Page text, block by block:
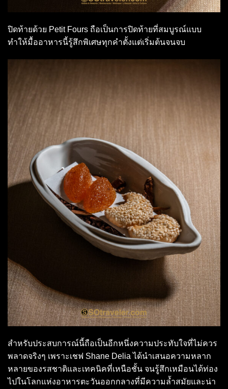
ปิดท้ายด้วย Petit Fours ถือเป็นการปิดท้ายที่สมบูรณ์แบบ
ทำให้มื้ออาหารนี้รู้สึกพิเศษทุกคำตั้งแต่เริ่มต้นจนจบ
สำหรับประสบการณ์นี้ถือเป็นอีกหนึ่งความประทับใจที่ไม่ควร
พลาดจริงๆ เพราะเชฟ Shane Delia ได้นำเสนอความหลาก
หลายของรสชาติและเทคนิคที่เหนือชั้น จนรู้สึกเหมือนได้ท่อง
ไปในโลกแห่งอาหารตะวันออกกลางที่มีความล้ำสมัยและน่า